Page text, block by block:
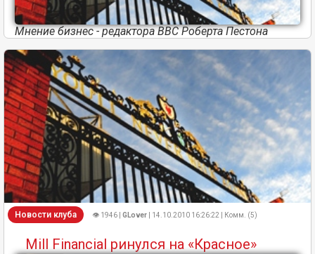
Мнение бизнес - редактора ВВС Роберта Пестона
Новости клуба 👁 1946 | GLover | 14.10.2010 16:26:22 | Комм. (5)
Mill Financial ринулся на «Красное»